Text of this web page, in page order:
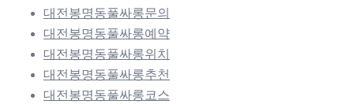
대전봉명동풀싸롱문의
대전봉명동풀싸롱예약
대전봉명동풀싸롱위치
대전봉명동풀싸롱추천
대전봉명동풀싸롱코스